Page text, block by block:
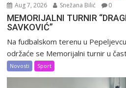
Aug 7, 2026 Snežana Bilić 0
MEMORIJALNI TURNIR
SAVKOVIĆ”
Na fudbalskom terenu u
održaće se Memorijalni turnir u
Novosti Sport